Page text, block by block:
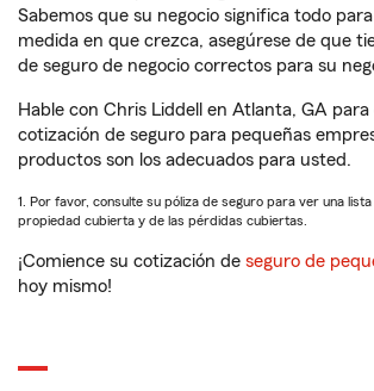
Sabemos que su negocio significa todo
medida en que crezca, asegúrese de que
de seguro de negocio correctos para su
Hable con Chris Liddell en Atlanta, GA
cotización de seguro para pequeñas
productos son los adecuados para usted.
1. Por favor, consulte su póliza de seguro para ver una
propiedad cubierta y de las pérdidas cubiertas.
¡Comience su cotización de seguro de
hoy mismo!